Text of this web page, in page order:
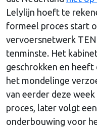
Lelylijn hoeft te
formeel proces start
vervoersnetwerk
tenminste. Het
geschrokken en
het mondelinge
van eerder deze
proces, later volgt
onderbouwing voor